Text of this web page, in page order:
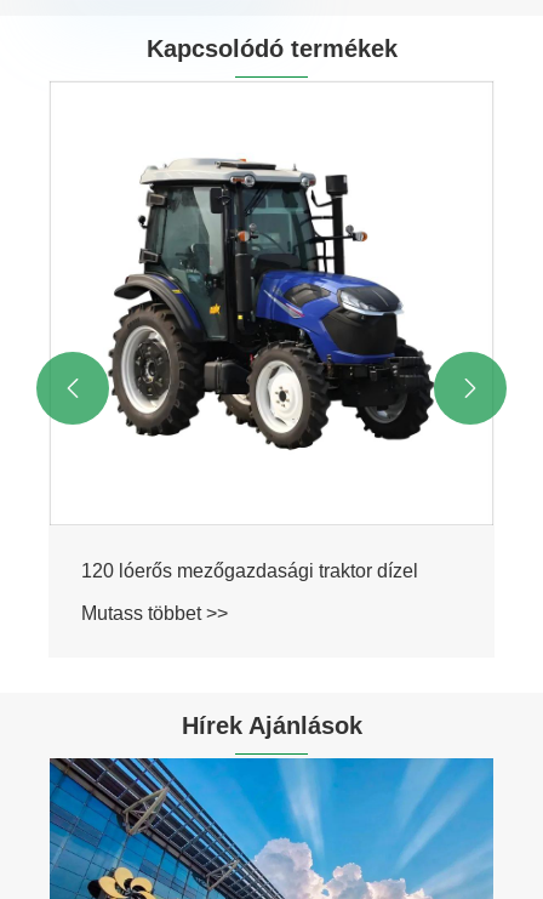
Kapcsolódó termékek
Mutass többet >>
 
Hírek Ajánlások
DX370 37 tonnás lánctalpas kotrógépek
tétele Afrikába szállítva